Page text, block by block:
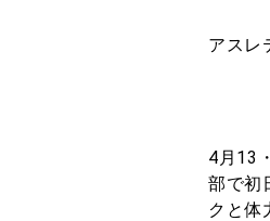
アスレ
4月13
部で初
クと体